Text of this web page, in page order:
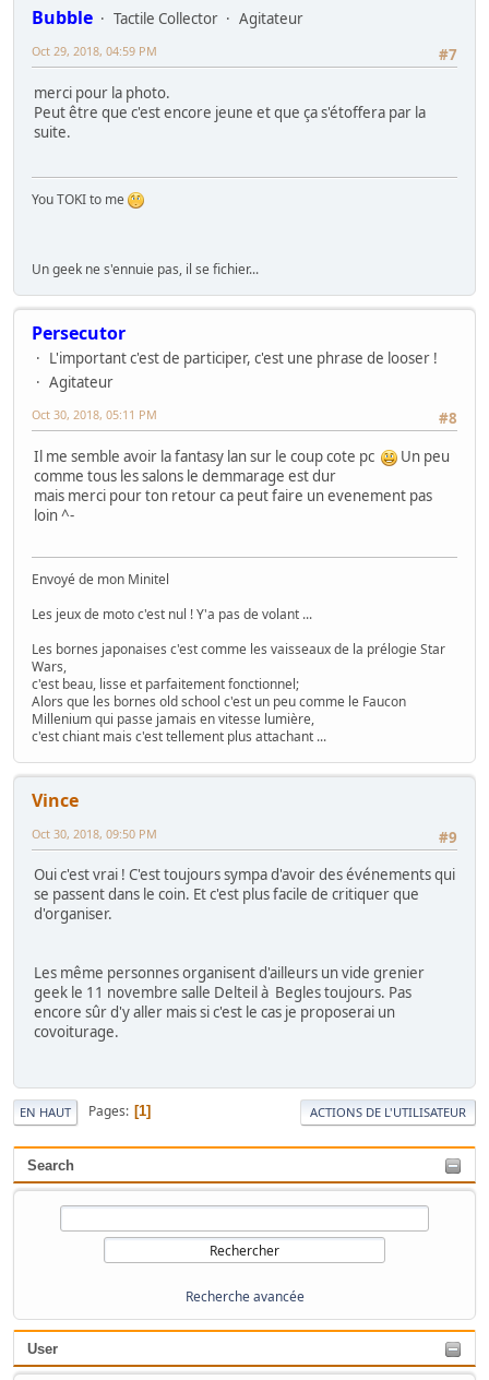
Search
Recherche avancée
User
Bubble Tactile Collector
Agitateur
#7
Oct 29, 2018, 04:59 PM
merci pour la photo.
Peut être que c'est encore jeune et que ça s'étoffera par la
suite.
You TOKI to me
Un geek ne s'ennuie pas, il se fichier...
Persecutor
L'important c'est de participer, c'est une phrase de looser !
Agitateur
#8
Oct 30, 2018, 05:11 PM
Il me semble avoir la fantasy lan sur le coup cote pc
Un peu
comme tous les salons le demmarage est dur
mais merci pour ton retour ca peut faire un evenement pas
loin ^-
Envoyé de mon Minitel
Les jeux de moto c'est nul ! Y'a pas de volant ...
Les bornes japonaises c'est comme les vaisseaux de la prélogie Star
Wars,
c'est beau, lisse et parfaitement fonctionnel;
Alors que les bornes old school c'est un peu comme le Faucon
Millenium qui passe jamais en vitesse lumière,
c'est chiant mais c'est tellement plus attachant ...
Vince
#9
Oct 30, 2018, 09:50 PM
Oui c'est vrai ! C'est toujours sympa d'avoir des événements qui
se passent dans le coin. Et c'est plus facile de critiquer que
d'organiser.
Les même personnes organisent d'ailleurs un vide grenier
geek le 11 novembre salle Delteil à Begles toujours. Pas
encore sûr d'y aller mais si c'est le cas je proposerai un
covoiturage.
EN HAUT Pages 1 ACTIONS DE L'UTILISATEUR